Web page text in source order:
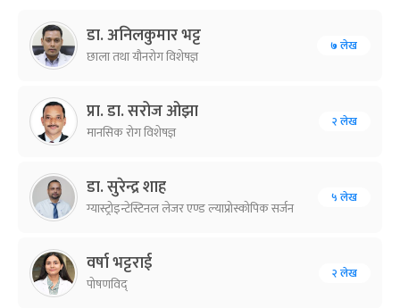
डा. अनिलकुमार भट्ट
छाला तथा यौनरोग विशेषज्ञ
७ लेख
प्रा. डा. सरोज ओझा
मानसिक रोग विशेषज्ञ
२ लेख
डा. सुरेन्द्र शाह
ग्यास्ट्रोइन्टेस्टिनल लेजर एण्ड ल्याप्रोस्कोपिक सर्जन
५ लेख
वर्षा भट्टराई
पोषणविद्
२ लेख